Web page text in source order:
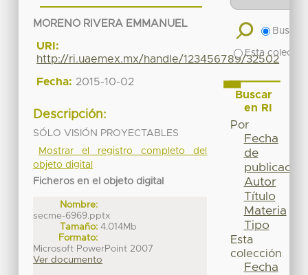
MORENO RIVERA EMMANUEL
URI:
http://ri.uaemex.mx/handle/123456789/32502
Fecha: 2015-10-02
Descripción:
SÓLO VISIÓN PROYECTABLES
Mostrar el registro completo del
objeto digital
Ficheros en el objeto digital
Nombre:
secme-6969.pptx
Tamaño: 4.014Mb
Formato:
Microsoft PowerPoint 2007
Ver documento
Buscar
Esta
Buscar
en RI
Por
Fecha
de
publicación
Autor
Título
Materia
Tipo
Esta
colección
Fecha